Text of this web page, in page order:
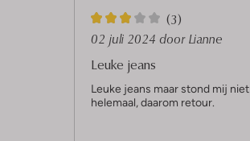
3
S
t
e
r
(3)
02 juli 2024 door Lianne
Leuke jeans
Leuke jeans maar stond mij niet
helemaal, daarom retour.